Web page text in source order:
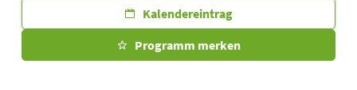
Kalendereintrag
Programm merken